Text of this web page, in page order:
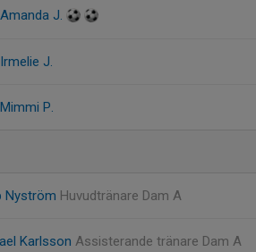
J.
J.
P.
Nyström Huvudtränare Dam A
Karlsson Assisterande tränare Dam A